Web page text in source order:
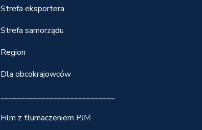
Strefa eksportera
Strefa samorządu
Region
Dla obcokrajowców
____________________________
Film z tłumaczeniem PJM